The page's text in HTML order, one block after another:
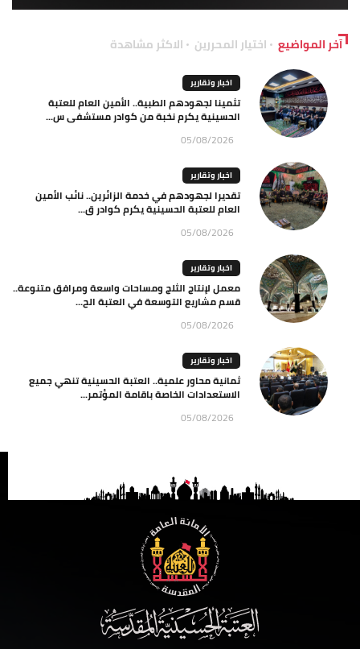
آخر المواضيع اختيار المحررين الاكثر مشاهدة
اخبار وتقارير
تثمينا لجهودهم الطبية.. الأمين العام للعتبة
الحسينية يكرم نخبة من كوادر مستشفى س...
05/08/2026
اخبار وتقارير
تقديرا لجهودهم في خدمة الزائرين.. نائب الأمين
العام للعتبة الحسينية يكرم كوادر ق...
05/08/2026
اخبار وتقارير
معمل لإنتاج الثلج ومساحات واسعة ومرافق متنوعة..
قسم مشاريع التوسعة في العتبة الح...
05/08/2026
اخبار وتقارير
ثمانية محاور علمية.. العتبة الحسينية تنهي جميع
الاستعدادات الخاصة باقامة المؤتمر...
05/08/2026